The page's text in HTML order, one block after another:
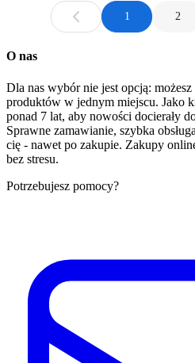
1 2
O nas
Dla nas wybór nie jest opcją:
produktów w jednym miejscu. Jako
ponad 7 lat, aby nowości docierały
Sprawne zamawianie, szybka
cię - nawet po zakupie. Zakupy
bez stresu.
Potrzebujesz pomocy?